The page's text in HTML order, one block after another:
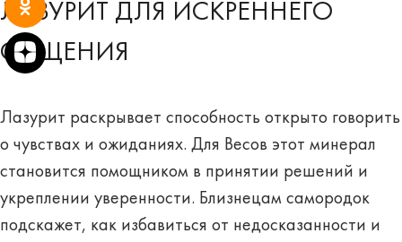
ЛАЗУРИТ ДЛЯ ИСКРЕННЕГО
ОБЩЕНИЯ
Лазурит раскрывает способность открыто говорить
о чувствах и ожиданиях. Для Весов этот минерал
становится помощником в принятии решений и
укреплении уверенности. Близнецам самородок
подскажет, как избавиться от недосказанности и